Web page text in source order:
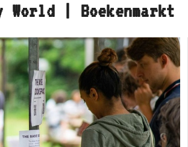
World | Boekenmarkt